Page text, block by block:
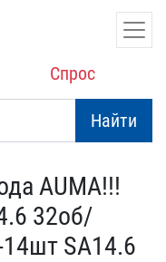
Спрос
Найти
AUM​А!!!
32об/
SA14.6